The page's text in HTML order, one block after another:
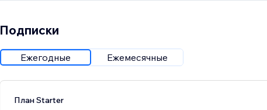
Подписки
Ежегодные Ежемесячные
План Starter